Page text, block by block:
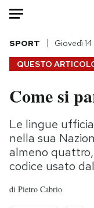
HOME
Italia
Politica
Tecnologia
Internet
QUESTO
SPORT Giovedì
Come si
Le lingue
nella sua
almeno
codice usato
di Pietro Cabrio